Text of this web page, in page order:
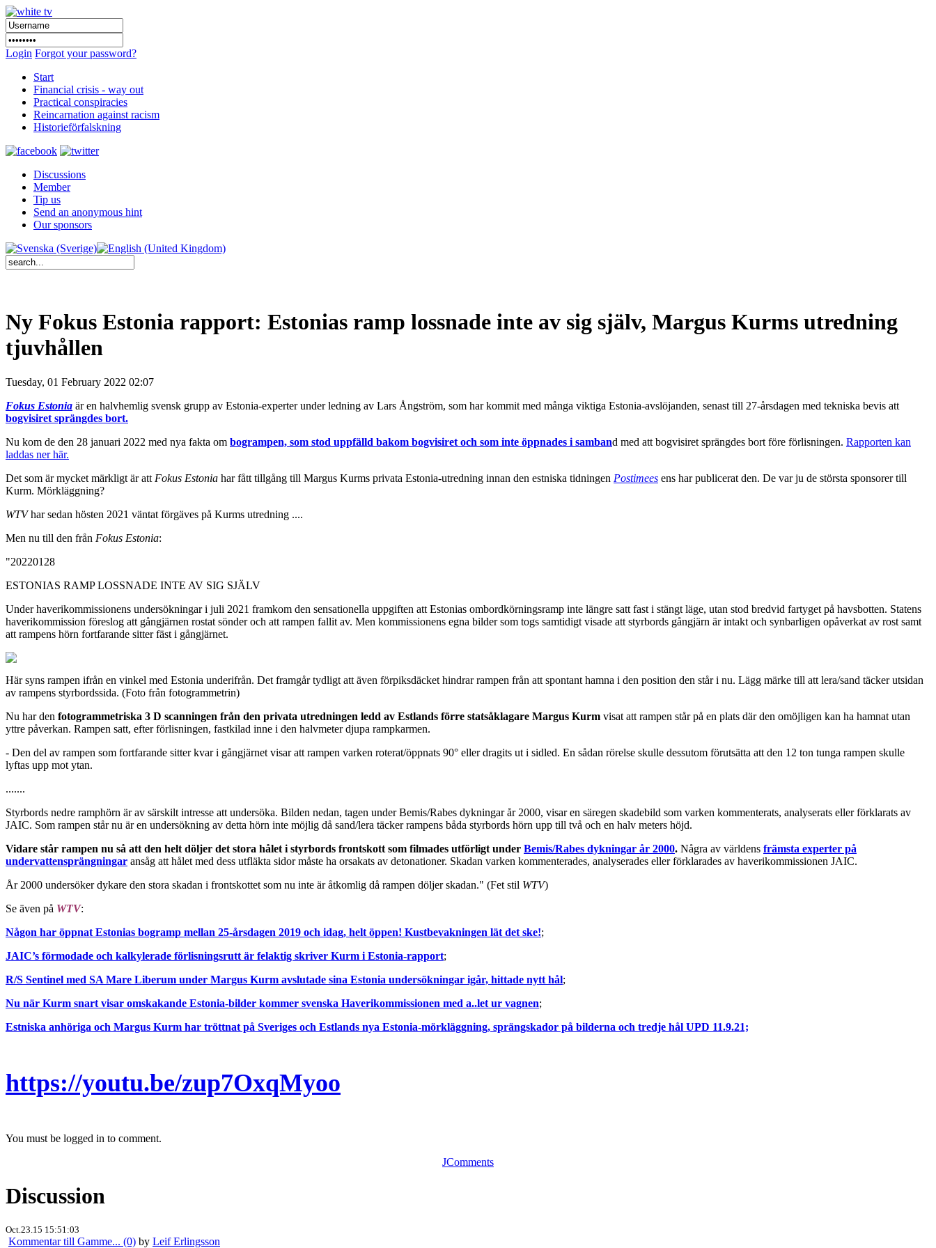
Login Forgot your password?
Start
Financial crisis - way out
Practical conspiracies
Reincarnation against racism
Historieförfalskning
Discussions
Member
Tip us
Send an anonymous hint
Our sponsors
Ny Fokus Estonia rapport: Estonias ramp lossnade inte av sig själv, Margus Kurms utredning
tjuvhållen
Tuesday, 01 February 2022 02:07
Fokus Estonia är en halvhemlig svensk grupp av Estonia-experter under ledning av Lars Ångström, som har kommit med många viktiga Estonia-avslöjanden, senast till 27-årsdagen med tekniska bevis att
bogvisiret sprängdes bort.
Nu kom de den 28 januari 2022 med nya fakta om bogrampen, som stod uppfälld bakom bogvisiret och som inte öppnades i samband med att bogvisiret sprängdes bort före förlisningen. Rapporten kan
laddas ner här.
Det som är mycket märkligt är att Fokus Estonia har fått tillgång till Margus Kurms privata Estonia-utredning innan den estniska tidningen Postimees ens har publicerat den. De var ju de största sponsorer till
Kurm. Mörkläggning?
WTVhar sedan hösten 2021 väntat förgäves på Kurms utredning ....
Men nu till den från Fokus Estonia:
"20220128
ESTONIAS RAMP LOSSNADE INTE AV SIG SJÄLV
Under haverikommissionens undersökningar i juli 2021 framkom den sensationella uppgiften att Estonias ombordkörningsramp inte längre satt fast i stängt läge, utan stod bredvid fartyget på havsbotten. Statens
haverikommission föreslog att gångjärnen rostat sönder och att rampen fallit av. Men kommissionens egna bilder som togs samtidigt visade att styrbords gångjärn är intakt och synbarligen opåverkat av rost samt
att rampens hörn fortfarande sitter fäst i gångjärnet.
Här syns rampen ifrån en vinkel med Estonia underifrån. Det framgår tydligt att även förpiksdäcket hindrar rampen från att spontant hamna i den position den står i nu. Lägg märke till att lera/sand täcker utsidan
av rampens styrbordssida. (Foto från fotogrammetrin)
Nu har den fotogrammetriska 3 D scanningen från den privata utredningen ledd av Estlands förre statsåklagare Margus Kurm visat att rampen står på en plats där den omöjligen kan ha hamnat utan
yttre påverkan. Rampen satt, efter förlisningen, fastkilad inne i den halvmeter djupa rampkarmen.
- Den del av rampen som fortfarande sitter kvar i gångjärnet visar att rampen varken roterat/öppnats 90° eller dragits ut i sidled. En sådan rörelse skulle dessutom förutsätta att den 12 ton tunga rampen skulle
lyftas upp mot ytan.
.......
Styrbords nedre ramphörn är av särskilt intresse att undersöka. Bilden nedan, tagen under Bemis/Rabes dykningar år 2000, visar en säregen skadebild som varken kommenterats, analyserats eller förklarats av
JAIC. Som rampen står nu är en undersökning av detta hörn inte möjlig då sand/lera täcker rampens båda styrbords hörn upp till två och en halv meters höjd.
Vidare står rampen nu så att den helt döljer det stora hålet i styrbords frontskott som filmades utförligt under Bemis/Rabes dykningar år 2000. Några av världens främsta experter på
undervattensprängningar ansåg att hålet med dess utfläkta sidor måste ha orsakats av detonationer. Skadan varken kommenterades, analyserades eller förklarades av haverikommissionen JAIC.
År 2000 undersöker dykare den stora skadan i frontskottet som nu inte är åtkomlig då rampen döljer skadan." (Fet stil WTV)
Se även på WTV:
Någon har öppnat Estonias bogramp mellan 25-årsdagen 2019 och idag, helt öppen! Kustbevakningen lät det ske!;
JAIC’s förmodade och kalkylerade förlisningsrutt är felaktig skriver Kurm i Estonia-rapport;
R/S Sentinel med SA Mare Liberum under Margus Kurm avslutade sina Estonia undersökningar igår, hittade nytt hål;
Nu när Kurm snart visar omskakande Estonia-bilder kommer svenska Haverikommissionen med a..let ur vagnen;
Estniska anhöriga och Margus Kurm har tröttnat på Sveriges och Estlands nya Estonia-mörkläggning, sprängskador på bilderna och tredje hål UPD 11.9.21;
https://youtu.be/zup7OxqMyoo
You must be logged in to comment.
JComments
Discussion
Oct.23.15 15:51:03
Kommentar till Gamme... (0) by Leif Erlingsson